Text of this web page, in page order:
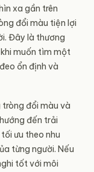
xa gần trên
đổi màu tiện lợi
Đây là thương
muốn tìm một
ổn định và
đổi màu và
đến trải
ưu theo nhu
từng người. Nếu
tốt với môi